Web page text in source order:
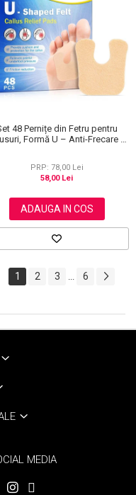
48 Pernițe din Fetru pentru
Formă U – Anti-Frecare și
PRP: 78,00 Lei
58,00 Lei
ADAUGA IN COS
1 2 3 6
MEDIA